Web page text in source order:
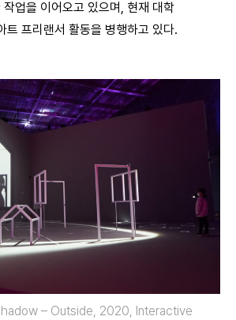
업을 이어오고 있으며, 현재 대학
트 프리랜서 활동을 병행하고 있다.
– Outside, 2020, Interactive